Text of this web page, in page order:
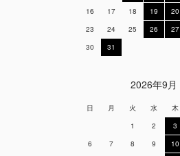
16
17 18 19 20
23
24 25 26 27
30
31
2026年9月
日 月 火 水 木
1
2 3
6
7 8 9 10